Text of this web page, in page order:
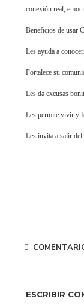
conexión real,
Beneficios de usar
Les ayuda a
Fortalece su
Les da excusas
Les permite vivir y
Les invita a salir
ESCRIBIR